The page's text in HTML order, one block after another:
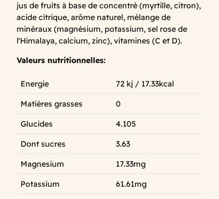
jus de fruits à base de concentré (myrtille, citron),
acide citrique, arôme naturel, mélange de
minéraux (magnésium, potassium, sel rose de
l'Himalaya, calcium, zinc), vitamines (C et D).
Valeurs nutritionnelles:
Energie 72 kj / 17.33kcal
Matières grasses 0
Glucides 4.105
Dont sucres 3.63
Magnesium 17.33mg
Potassium 61.61mg